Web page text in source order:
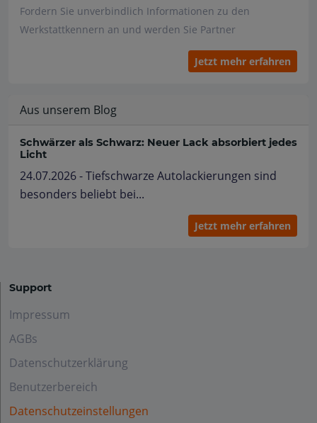
Fordern Sie unverbindlich Informationen zu den
Werkstattkennern an und werden Sie Partner
Jetzt mehr erfahren
Aus unserem Blog
Schwärzer als Schwarz: Neuer Lack absorbiert jedes
Licht
24.07.2026 - Tiefschwarze Autolackierungen sind
besonders beliebt bei...
Jetzt mehr erfahren
Support
Impressum
AGBs
Datenschutzerklärung
Benutzerbereich
Datenschutzeinstellungen